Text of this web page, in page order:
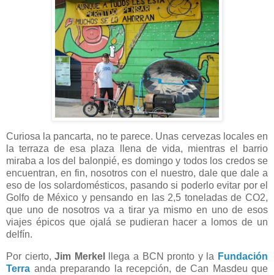
Curiosa la pancarta, no te parece. Unas cervezas locales en
la terraza de esa plaza llena de vida, mientras el barrio
miraba a los del balonpié, es domingo y todos los credos se
encuentran, en fin, nosotros con el nuestro, dale que dale a
eso de los solardomésticos, pasando si poderlo evitar por el
Golfo de México y pensando en las 2,5 toneladas de CO2,
que uno de nosotros va a tirar ya mismo en uno de esos
viajes épicos que ojalá se pudieran hacer a lomos de un
delfín.
Por cierto,Jim Merkel llega a BCN pronto y la Fundación
Terra anda preparando la recepción, de Can Masdeu que